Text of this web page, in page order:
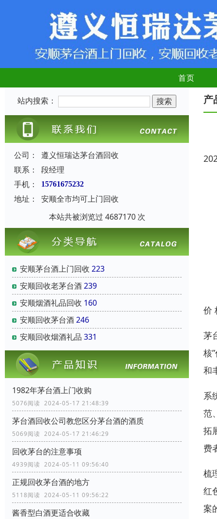
首页
站内搜索：
公司：
遵义恒瑞达茅台酒回收
联系：
段经理
手机：
15761675232
地址：
安顺全市均可上门回收
本站共被浏览过 4687170 次
安顺茅台酒上门回收 223
安顺回收老茅台酒239
安顺烟酒礼品回收 160
安顺回收茅台酒246
安顺回收烟酒礼品 331
1982年茅台酒上门收购
5076阅读 2024-05-17 21:48:39
茅台酒回收公司教您区分茅台酒的酒质
5069阅读 2024-05-17 21:46:29
回收茅台的注意事项
4939阅读 2024-05-11 09:56:40
正规回收茅台酒的地方
5118阅读 2024-05-11 09:56:22
酱香型白酒更适合收藏
产
价
茅
核
和
系
范
拓
费
梳
红
案